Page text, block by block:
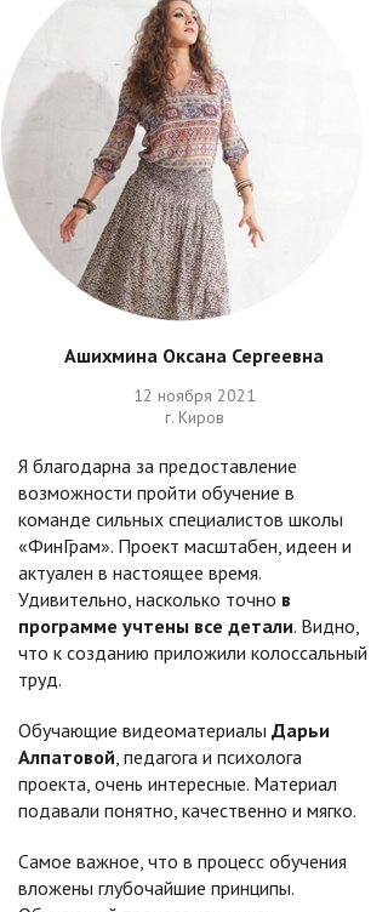
Ашихмина Оксана Сергеевна
12 ноября 2021
г. Киров
Я благодарна за предоставление
возможности пройти обучение в
команде сильных специалистов школы
«ФинГрам». Проект масштабен, идеен и
актуален в настоящее время.
Удивительно, насколько точно в
программе учтены все детали. Видно,
что к созданию приложили колоссальный
труд.
Обучающие видеоматериалы Дарьи
Алпатовой, педагога и психолога
проекта, очень интересные. Материал
подавали понятно, качественно и мягко.
Самое важное, что в процесс обучения
вложены глубочайшие принципы.